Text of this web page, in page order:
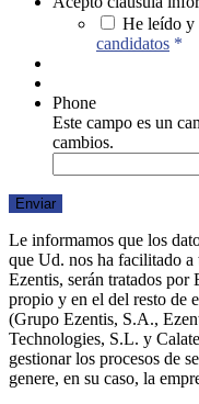
He leído y
candidatos *
Phone
Este campo es un
cambios.
Le informamos que los
que Ud. nos ha facilitado
Ezentis, serán tratados
propio y en el del resto de
(Grupo Ezentis, S.A.,
Technologies, S.L. y
gestionar los procesos de
genere, en su caso, la